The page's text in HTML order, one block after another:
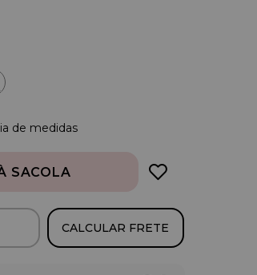
de medidas
SACOLA
CALCULAR FRETE